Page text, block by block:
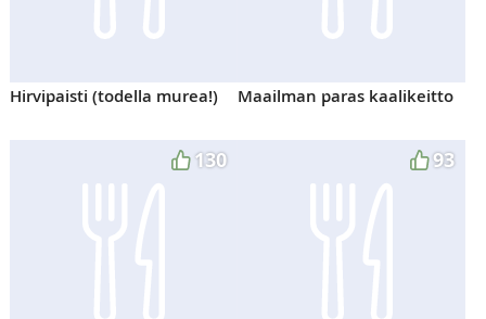
Hirvipaisti (todella murea!) Maailman paras kaalikeitto
130 93